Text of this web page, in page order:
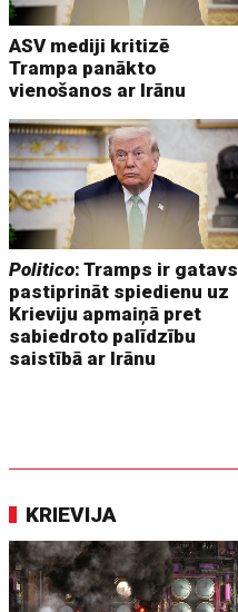
ASV mediji kritizē
Trampa panākto
vienošanos ar Irānu
Politico: Tramps ir gatavs
pastiprināt spiedienu uz
Krieviju apmaiņā pret
sabiedroto palīdzību
saistībā ar Irānu
KRIEVIJA